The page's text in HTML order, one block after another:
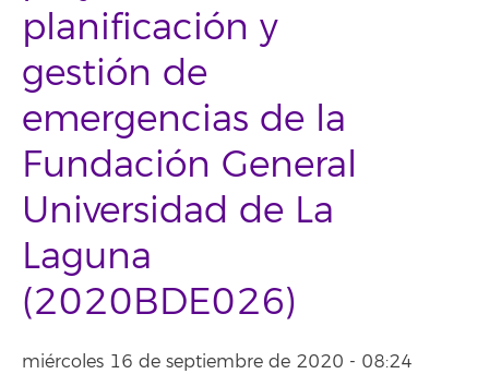
planificación y
gestión de
emergencias de la
Fundación General
Universidad de La
Laguna
(2020BDE026)
miércoles 16 de septiembre de 2020 - 08:24